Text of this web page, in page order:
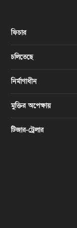
ফিচার
চলিতেছে
নির্মাণাধীন
মুক্তির অপেক্ষায়
টিজার-ট্রেলার